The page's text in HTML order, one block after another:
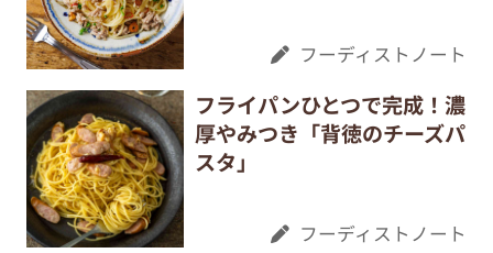
フーディストノート
フライパンひとつで完成！濃
厚やみつき「背徳のチーズパ
スタ」
フーディストノート